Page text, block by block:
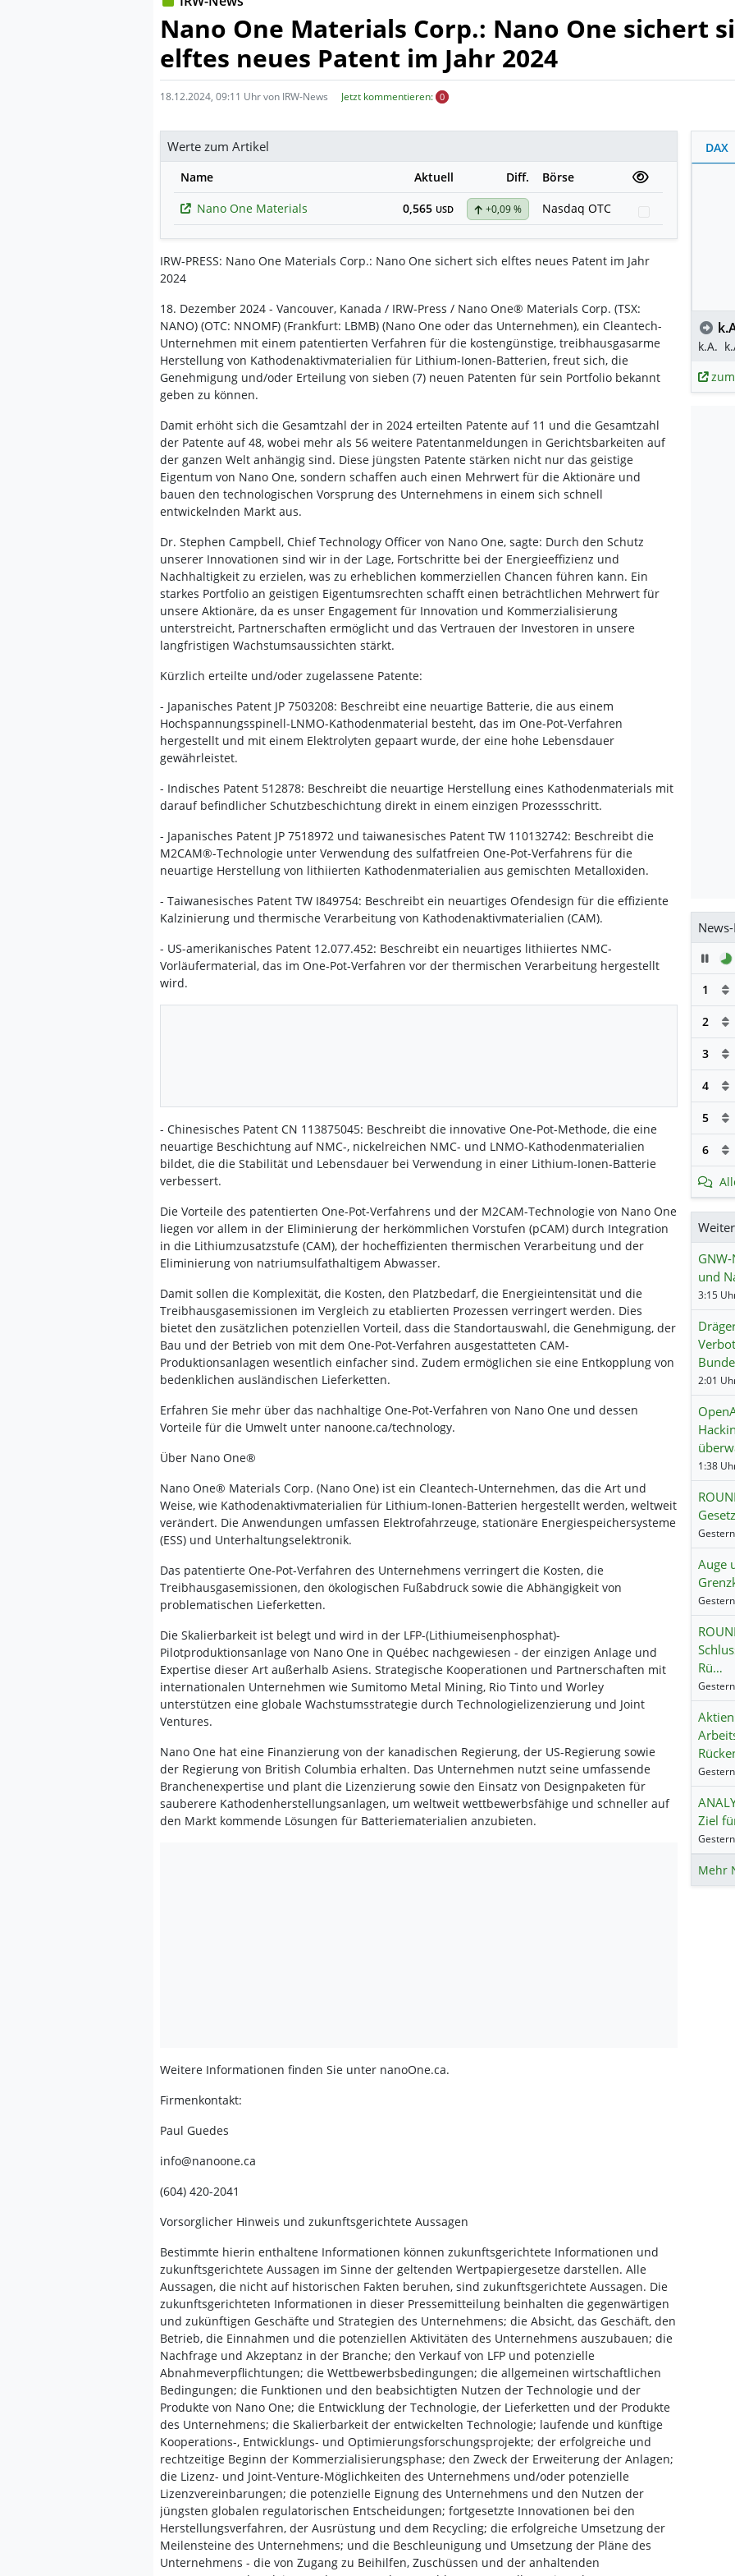
Nano One Materials Corp.: Nano One sichert
elftes neues Patent im Jahr 2024
18.12.2024, 09:11 Uhr von IRW-News Jetzt kommentieren: 0
Werte zum Artikel
Name Aktuell Diff.
Börse
Nano One Materials
0,565 USD +0,09 % Nasdaq OTC
IRW-PRESS: Nano One Materials Corp.: Nano One sichert sich elftes neues Patent im Jahr
2024
18. Dezember 2024 - Vancouver, Kanada / IRW-Press / Nano One® Materials Corp. (TSX:
NANO) (OTC: NNOMF) (Frankfurt: LBMB) (Nano One oder das Unternehmen), ein Cleantech-
Unternehmen mit einem patentierten Verfahren für die kostengünstige, treibhausgasarme
Herstellung von Kathodenaktivmaterialien für Lithium-Ionen-Batterien, freut sich, die
Genehmigung und/oder Erteilung von sieben (7) neuen Patenten für sein Portfolio bekannt
geben zu können.
Damit erhöht sich die Gesamtzahl der in 2024 erteilten Patente auf 11 und die Gesamtzahl
der Patente auf 48, wobei mehr als 56 weitere Patentanmeldungen in Gerichtsbarkeiten auf
der ganzen Welt anhängig sind. Diese jüngsten Patente stärken nicht nur das geistige
Eigentum von Nano One, sondern schaffen auch einen Mehrwert für die Aktionäre und
bauen den technologischen Vorsprung des Unternehmens in einem sich schnell
entwickelnden Markt aus.
Dr. Stephen Campbell, Chief Technology Officer von Nano One, sagte: Durch den Schutz
unserer Innovationen sind wir in der Lage, Fortschritte bei der Energieeffizienz und
Nachhaltigkeit zu erzielen, was zu erheblichen kommerziellen Chancen führen kann. Ein
starkes Portfolio an geistigen Eigentumsrechten schafft einen beträchtlichen Mehrwert für
unsere Aktionäre, da es unser Engagement für Innovation und Kommerzialisierung
unterstreicht, Partnerschaften ermöglicht und das Vertrauen der Investoren in unsere
langfristigen Wachstumsaussichten stärkt.
Kürzlich erteilte und/oder zugelassene Patente:
- Japanisches Patent JP 7503208: Beschreibt eine neuartige Batterie, die aus einem
Hochspannungsspinell-LNMO-Kathodenmaterial besteht, das im One-Pot-Verfahren
hergestellt und mit einem Elektrolyten gepaart wurde, der eine hohe Lebensdauer
gewährleistet.
- Indisches Patent 512878: Beschreibt die neuartige Herstellung eines Kathodenmaterials mit
darauf befindlicher Schutzbeschichtung direkt in einem einzigen Prozessschritt.
- Japanisches Patent JP 7518972 und taiwanesisches Patent TW 110132742: Beschreibt die
M2CAM®-Technologie unter Verwendung des sulfatfreien One-Pot-Verfahrens für die
neuartige Herstellung von lithiierten Kathodenmaterialien aus gemischten Metalloxiden.
- Taiwanesisches Patent TW I849754: Beschreibt ein neuartiges Ofendesign für die effiziente
Kalzinierung und thermische Verarbeitung von Kathodenaktivmaterialien (CAM).
- US-amerikanisches Patent 12.077.452: Beschreibt ein neuartiges lithiiertes NMC-
Vorläufermaterial, das im One-Pot-Verfahren vor der thermischen Verarbeitung hergestellt
wird.
- Chinesisches Patent CN 113875045: Beschreibt die innovative One-Pot-Methode, die eine
neuartige Beschichtung auf NMC-, nickelreichen NMC- und LNMO-Kathodenmaterialien
bildet, die die Stabilität und Lebensdauer bei Verwendung in einer Lithium-Ionen-Batterie
verbessert.
Die Vorteile des patentierten One-Pot-Verfahrens und der M2CAM-Technologie von Nano One
liegen vor allem in der Eliminierung der herkömmlichen Vorstufen (pCAM) durch Integration
in die Lithiumzusatzstufe (CAM), der hocheffizienten thermischen Verarbeitung und der
Eliminierung von natriumsulfathaltigem Abwasser.
Damit sollen die Komplexität, die Kosten, den Platzbedarf, die Energieintensität und die
Treibhausgasemissionen im Vergleich zu etablierten Prozessen verringert werden. Dies
bietet den zusätzlichen potenziellen Vorteil, dass die Standortauswahl, die Genehmigung, der
Bau und der Betrieb von mit dem One-Pot-Verfahren ausgestatteten CAM-
Produktionsanlagen wesentlich einfacher sind. Zudem ermöglichen sie eine Entkopplung von
bedenklichen ausländischen Lieferketten.
Erfahren Sie mehr über das nachhaltige One-Pot-Verfahren von Nano One und dessen
Vorteile für die Umwelt unter nanoone.ca/technology.
Über Nano One®
Nano One® Materials Corp. (Nano One) ist ein Cleantech-Unternehmen, das die Art und
Weise, wie Kathodenaktivmaterialien für Lithium-Ionen-Batterien hergestellt werden, weltweit
verändert. Die Anwendungen umfassen Elektrofahrzeuge, stationäre Energiespeichersysteme
(ESS) und Unterhaltungselektronik.
Das patentierte One-Pot-Verfahren des Unternehmens verringert die Kosten, die
Treibhausgasemissionen, den ökologischen Fußabdruck sowie die Abhängigkeit von
problematischen Lieferketten.
Die Skalierbarkeit ist belegt und wird in der LFP-(Lithiumeisenphosphat)-
Pilotproduktionsanlage von Nano One in Québec nachgewiesen - der einzigen Anlage und
Expertise dieser Art außerhalb Asiens. Strategische Kooperationen und Partnerschaften mit
internationalen Unternehmen wie Sumitomo Metal Mining, Rio Tinto und Worley
unterstützen eine globale Wachstumsstrategie durch Technologielizenzierung und Joint
Ventures.
Nano One hat eine Finanzierung von der kanadischen Regierung, der US-Regierung sowie
der Regierung von British Columbia erhalten. Das Unternehmen nutzt seine umfassende
Branchenexpertise und plant die Lizenzierung sowie den Einsatz von Designpaketen für
sauberere Kathodenherstellungsanlagen, um weltweit wettbewerbsfähige und schneller auf
den Markt kommende Lösungen für Batteriematerialien anzubieten.
Weitere Informationen finden Sie unter nanoOne.ca.
Firmenkontakt:
Paul Guedes
info@nanoone.ca
(604) 420-2041
Vorsorglicher Hinweis und zukunftsgerichtete Aussagen
Bestimmte hierin enthaltene Informationen können zukunftsgerichtete Informationen und
zukunftsgerichtete Aussagen im Sinne der geltenden Wertpapiergesetze darstellen. Alle
Aussagen, die nicht auf historischen Fakten beruhen, sind zukunftsgerichtete Aussagen. Die
zukunftsgerichteten Informationen in dieser Pressemitteilung beinhalten die gegenwärtigen
und zukünftigen Geschäfte und Strategien des Unternehmens; die Absicht, das Geschäft, den
Betrieb, die Einnahmen und die potenziellen Aktivitäten des Unternehmens auszubauen; die
Nachfrage und Akzeptanz in der Branche; den Verkauf von LFP und potenzielle
Abnahmeverpflichtungen; die Wettbewerbsbedingungen; die allgemeinen wirtschaftlichen
Bedingungen; die Funktionen und den beabsichtigten Nutzen der Technologie und der
Produkte von Nano One; die Entwicklung der Technologie, der Lieferketten und der Produkte
des Unternehmens; die Skalierbarkeit der entwickelten Technologie; laufende und künftige
Kooperations-, Entwicklungs- und Optimierungsforschungsprojekte; der erfolgreiche und
rechtzeitige Beginn der Kommerzialisierungsphase; den Zweck der Erweiterung der Anlagen;
die Lizenz- und Joint-Venture-Möglichkeiten des Unternehmens und/oder potenzielle
Lizenzvereinbarungen; die potenzielle Eignung des Unternehmens und den Nutzen der
jüngsten globalen regulatorischen Entscheidungen; fortgesetzte Innovationen bei den
Herstellungsverfahren, der Ausrüstung und dem Recycling; die erfolgreiche Umsetzung der
Meilensteine des Unternehmens; und die Beschleunigung und Umsetzung der Pläne des
Unternehmens - die von Zugang zu Beihilfen, Zuschüssen und der anhaltenden
DAX
k.A.
1
2
3
4
5
6
und
3:15
2:01
1:38
Auge
Rü…
Ziel
Mehr